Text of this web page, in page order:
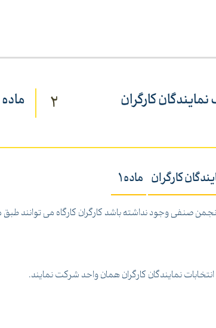
کارگران 2 ماده 131 نماینده کارگر
کارگران ماده 1
صنفی وجود نداشته باشد کارگران کارگاه می توانند
انتخابات نمایندگان کارگران همان واحد شرکت نمایند.